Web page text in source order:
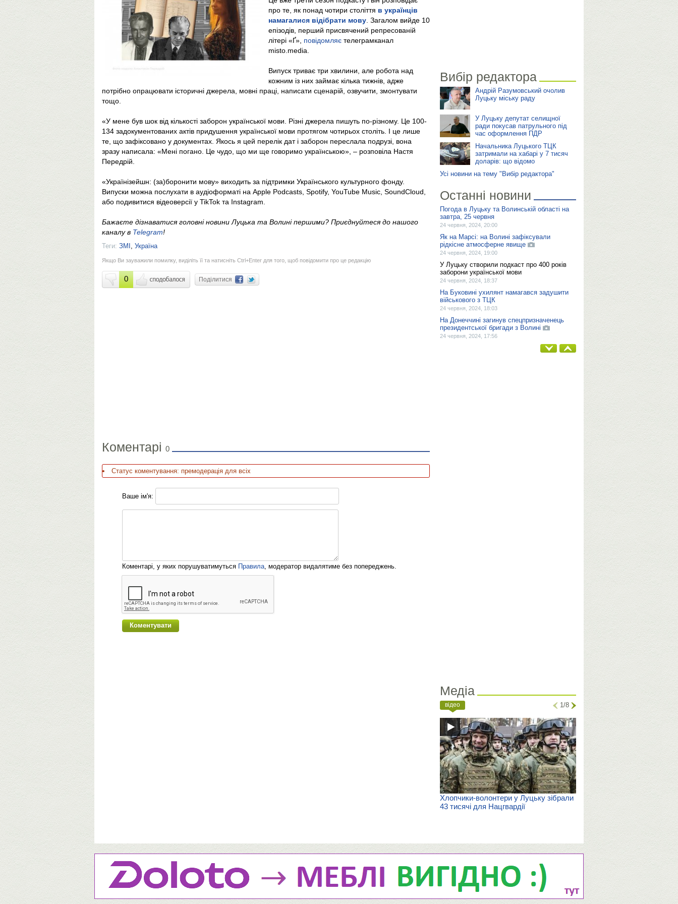
про те, як понад чотири століття в українців
намагалися відібрати мову . Загалом вийде 10
епізодів, перший присвячений репресованій
літері «Ґ», повідомляє телеграмканал
misto.media.
Випуск триває три хвилини, але робота над
кожним із них займає кілька тижнів, адже
потрібно опрацювати історичні джерела, мовні праці, написати сценарій, озвучити, змонтувати
тощо.
«У мене був шок від кількості заборон української мови. Різні джерела пишуть по-різному. Це 100-
134 задокументованих актів придушення української мови протягом чотирьох століть. І це лише
те, що зафіксовано у документах. Якось я цей перелік дат і заборон переслала подрузі, вона
зразу написала: «Мені погано. Це чудо, що ми ще говоримо українською», – розповіла Настя
Передрій.
«Українізейшн: (за)боронити мову» виходить за підтримки Українського культурного фонду.
Випуски можна послухати в аудіоформаті на Apple Podcasts, Spotify, YouTube Music, SoundCloud,
або подивитися відеоверсії у TikTok та Instagram.
Бажаєте дізнаватися головні новини Луцька та Волині першими? Приєднуйтеся до нашого
каналу в Telegram!
Теги: ЗМІ , Україна
Якщо Ви зауважили помилку, виділіть її та натисніть Ctrl+Enter для того, щоб повідомити про це редакцію
0 Поділитися
Коментарі 0
Статус коментування: премодерація для всіх
Ваше ім'я:
Коментарі, у яких порушуватимуться Правила, модератор видалятиме без попереджень.
Вибір редактора
Андрій Разумовський очолив
Луцьку міську раду
У Луцьку депутат селищної
ради покусав патрульного під
час оформлення ПДР
Начальника Луцького ТЦК
затримали на хабарі у 7 тисяч
доларів: що відомо
Усі новини на тему "Вибір редактора"
Останні новини
Погода в Луцьку та Волинській області на
завтра, 25 червня
24 червня, 2024, 20:00
Як на Марсі: на Волині зафіксували
рідкісне атмосферне явище
24 червня, 2024, 19:00
У Луцьку створили подкаст про 400 років
заборони української мови
24 червня, 2024, 18:37
На Буковині ухилянт намагався задушити
військового з ТЦК
24 червня, 2024, 18:03
На Донеччині загинув спецпризначенець
президентської бригади з Волині
24 червня, 2024, 17:56
Медіа
відео 1/8
Хлопчики-волонтери у Луцьку зібрали
43 тисячі для Нацгвардії